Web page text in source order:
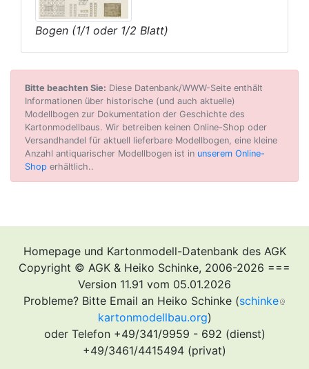
Bogen (1/1 oder 1/2 Blatt)
Bitte beachten Sie: Diese Datenbank/WWW-Seite enthält
Informationen über historische (und auch aktuelle)
Modellbogen zur Dokumentation der Geschichte des
Kartonmodellbaus. Wir betreiben keinen Online-Shop oder
Versandhandel für aktuell lieferbare Modellbogen, eine kleine
Anzahl antiquarischer Modellbogen ist in unserem Online-
Shop erhältlich..
Homepage und Kartonmodell-Datenbank des AGK
Copyright © AGK & Heiko Schinke, 2006-2026 ===
Version 11.91 vom 05.01.2026
Probleme? Bitte Email an Heiko Schinke (schinke
kartonmodellbau.org)
oder Telefon +49/341/9959 - 692 (dienst)
+49/3461/4415494 (privat)